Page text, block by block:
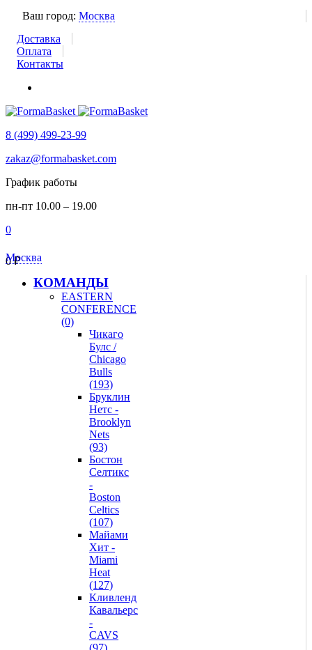
Ваш город: Москва
Доставка
Оплата
Контакты
8 (499) 499-23-99
zakaz@formabasket.com
График работы
пн-пт 10.00 – 19.00
0
0₽
Москва
КОМАНДЫ
EASTERN
CONFERENCE
(0)
Чикаго
Булс /
Chicago
Bulls
(193)
Бруклин
Нетс -
Brooklyn
Nets
(93)
Бостон
Селтикс
-
Boston
Celtics
(107)
Майами
Хит -
Miami
Heat
(127)
Кливленд
Кавальерс
-
CAVS
(97)